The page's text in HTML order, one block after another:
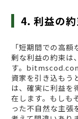
4. 利益の
「短期間での高
剰な利益の約束は
す。
資家を引き込もう
は、確実に利益を
在します。もしも
った不自然な主張